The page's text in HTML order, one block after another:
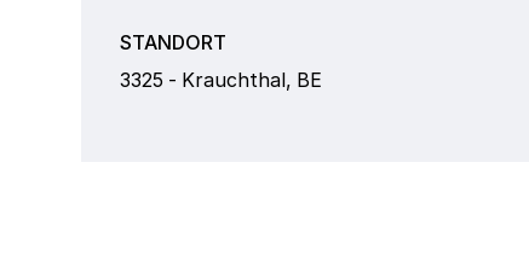
STANDORT
3325 - Krauchthal, BE